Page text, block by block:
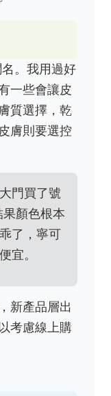
。我用過好
一些會讓皮
質選擇，乾
膚則要選控
門買了號
顏色根本
了，寧可
宜。
新產品層出
考慮線上購